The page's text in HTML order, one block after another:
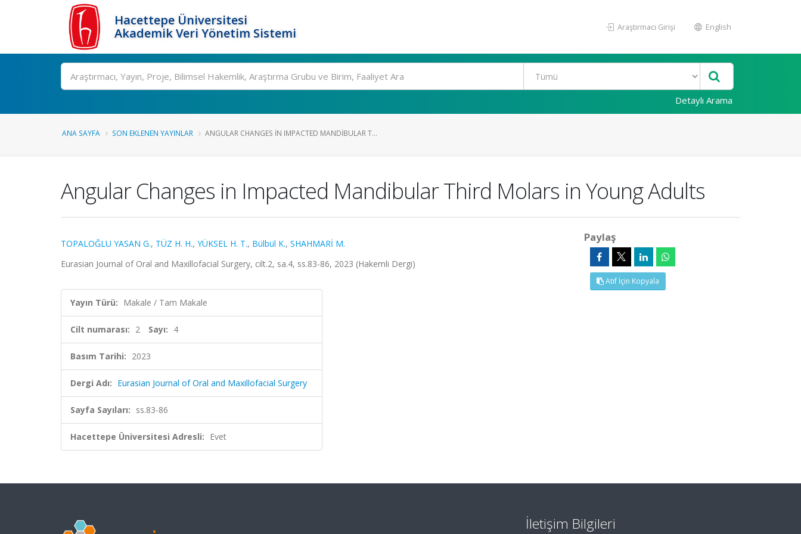
Hacettepe Üniversitesi
Akademik Veri Yönetim Sistemi
Araştırmacı Girişi English
Ara
Detaylı Arama
ANA SAYFA SON EKLENEN YAYINLAR ANGULAR CHANGES IN IMPACTED MANDIBULAR T...
Angular Changes in Impacted Mandibular Third Molars in Young Adults
TOPALOĞLU YASAN G., TÜZ H. H., YÜKSEL H. T., Bülbül K., SHAHMARİ M.
Eurasian Journal of Oral and Maxillofacial Surgery, cilt.2, sa.4, ss.83-86, 2023 (Hakemli Dergi)
Yayın Türü: Makale / Tam Makale
Cilt numarası: 2 Sayı: 4
Basım Tarihi: 2023
Dergi Adı: Eurasian Journal of Oral and Maxillofacial Surgery
Sayfa Sayıları: ss.83-86
Hacettepe Üniversitesi Adresli: Evet
Paylaş
Atıf İçin Kopyala
İletişim Bilgileri